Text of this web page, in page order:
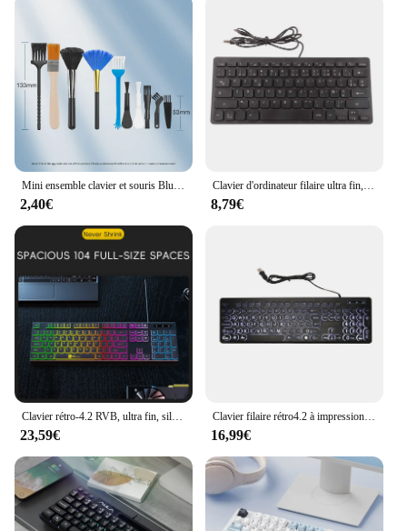
2,40€ 8,79€
Clavier rétro-4.2 RVB, ultra fin, silencieux, 104 prédire, mini, muet, USB, ergonomique, pour ordinateur portable, PC, anglais
23,59€
Clavier filaire rétro4.2 à impression large, 104 touches, 104 touches, standard professionnel, adapté pour les appareils ElmainVisually Immes
16,99€